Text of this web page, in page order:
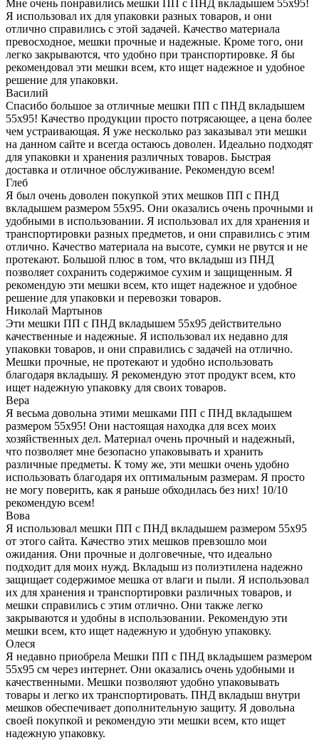
Мне очень понравились мешки ПП с ПНД вкладышем 55x95!
Я использовал их для упаковки разных товаров, и они
отлично справились с этой задачей. Качество материала
превосходное, мешки прочные и надежные. Кроме того, они
легко закрываются, что удобно при транспортировке. Я бы
рекомендовал эти мешки всем, кто ищет надежное и удобное
решение для упаковки.
Василий
Спасибо большое за отличные мешки ПП с ПНД вкладышем
55x95! Качество продукции просто потрясающее, а цена более
чем устраивающая. Я уже несколько раз заказывал эти мешки
на данном сайте и всегда остаюсь доволен. Идеально подходят
для упаковки и хранения различных товаров. Быстрая
доставка и отличное обслуживание. Рекомендую всем!
Глеб
Я был очень доволен покупкой этих мешков ПП с ПНД
вкладышем размером 55x95. Они оказались очень прочными и
удобными в использовании. Я использовал их для хранения и
транспортировки разных предметов, и они справились с этим
отлично. Качество материала на высоте, сумки не рвутся и не
протекают. Большой плюс в том, что вкладыш из ПНД
позволяет сохранить содержимое сухим и защищенным. Я
рекомендую эти мешки всем, кто ищет надежное и удобное
решение для упаковки и перевозки товаров.
Николай Мартынов
Эти мешки ПП с ПНД вкладышем 55x95 действительно
качественные и надежные. Я использовал их недавно для
упаковки товаров, и они справились с задачей на отлично.
Мешки прочные, не протекают и удобно использовать
благодаря вкладышу. Я рекомендую этот продукт всем, кто
ищет надежную упаковку для своих товаров.
Вера
Я весьма довольна этими мешками ПП с ПНД вкладышем
размером 55x95! Они настоящая находка для всех моих
хозяйственных дел. Материал очень прочный и надежный,
что позволяет мне безопасно упаковывать и хранить
различные предметы. К тому же, эти мешки очень удобно
использовать благодаря их оптимальным размерам. Я просто
не могу поверить, как я раньше обходилась без них! 10/10
рекомендую всем!
Вова
Я использовал мешки ПП с ПНД вкладышем размером 55x95
от этого сайта. Качество этих мешков превзошло мои
ожидания. Они прочные и долговечные, что идеально
подходит для моих нужд. Вкладыш из полиэтилена надежно
защищает содержимое мешка от влаги и пыли. Я использовал
их для хранения и транспортировки различных товаров, и
мешки справились с этим отлично. Они также легко
закрываются и удобны в использовании. Рекомендую эти
мешки всем, кто ищет надежную и удобную упаковку.
Олеся
Я недавно приобрела Мешки ПП с ПНД вкладышем размером
55x95 см через интернет. Они оказались очень удобными и
качественными. Мешки позволяют удобно упаковывать
товары и легко их транспортировать. ПНД вкладыш внутри
мешков обеспечивает дополнительную защиту. Я довольна
своей покупкой и рекомендую эти мешки всем, кто ищет
надежную упаковку.